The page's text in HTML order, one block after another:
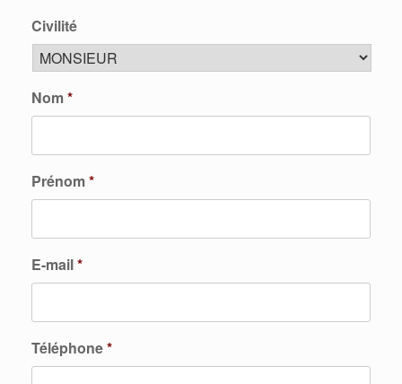
Civilité
Nom*
Prénom*
E-mail*
Téléphone*